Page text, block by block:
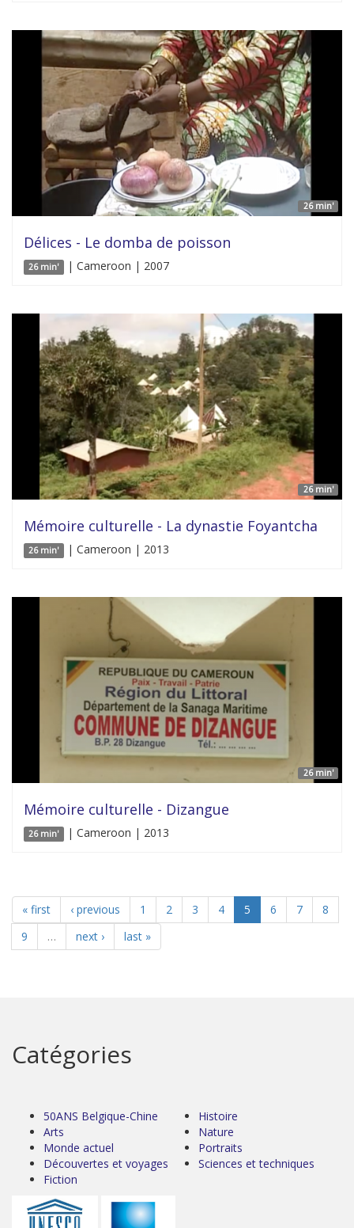
26 min'
Délices - Le domba de poisson
26 min' | Cameroon | 2007
26 min'
Mémoire culturelle - La dynastie Foyantcha
26 min' | Cameroon | 2013
26 min'
Mémoire culturelle - Dizangue
26 min' | Cameroon | 2013
« first ‹ previous 1 2 3 4 5 6 7
8
9
… next › last »
Catégories
50ANS Belgique-Chine
Arts
Monde actuel
Découvertes et voyages
Fiction
Histoire
Nature
Portraits
Sciences et techniques